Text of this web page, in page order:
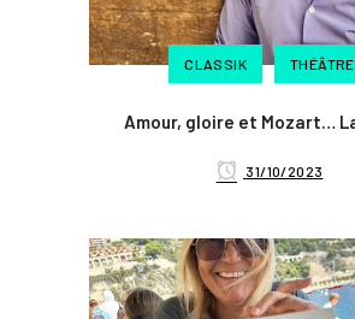
CLASSIK THÉÂTRE
Amour, gloire et Mozart…
31/10/2023